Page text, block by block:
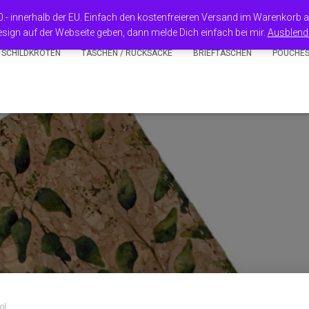
der EU. Einfach den kostenfreieren Versand im
auf der Webseite geben, dann melde Dich einfach bei mir.
TASCHEN / RUCKSÄCKE BRIEFTASCHEN POUCHES